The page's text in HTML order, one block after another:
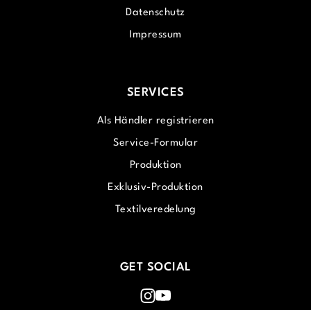
Datenschutz
Impressum
SERVICES
Als Händler registrieren
Service-Formular
Produktion
Exklusiv-Produktion
Textilveredelung
GET SOCIAL
Instagram
Youtube